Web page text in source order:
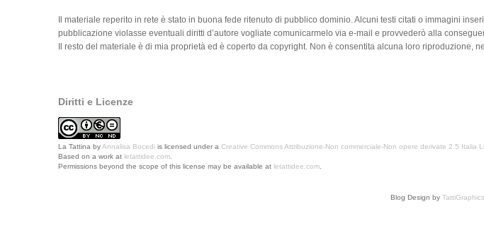
Il materiale reperito in rete è stato in buona fede ritenuto di pubblico dominio. Alcuni testi citati o immagini
pubblicazione violasse eventuali diritti d’autore vogliate comunicarmelo via e-mail e provvederò alla
Il resto del materiale è di mia proprietà ed è coperto da copyright. Non è consentita alcuna loro riproduzione,
Diritti e Licenze
La TattinabyAnnalisa Bocediis licensed under a Creative Commons Attribuzione-Non commerciale-Non opere derivate 2.5 Italia
Based on a work at letattidee.com.
Permissions beyond the scope of this license may be available at letattidee.com.
Blog Design by TattiGraphics